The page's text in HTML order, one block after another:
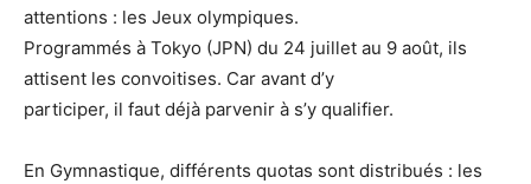
attentions : les Jeux olympiques.
Programmés à Tokyo (JPN) du 24 juillet au 9 août, ils
attisent les convoitises. Car avant d’y
participer, il faut déjà parvenir à s’y qualifier.
En Gymnastique, différents quotas sont distribués : les